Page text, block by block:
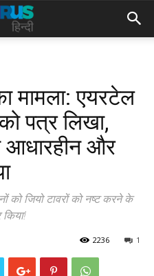
मामला: एयरटेल
पत्र लिखा,
आधारहीन और
को जियो टावरों को नष्ट करने के
1
2236